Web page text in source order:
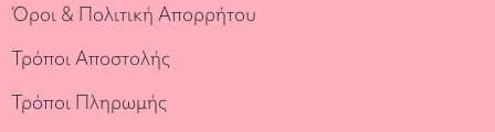
Όροι & Πολιτική Απορρήτου
Τρόποι Αποστολής
Τρόποι Πληρωμής